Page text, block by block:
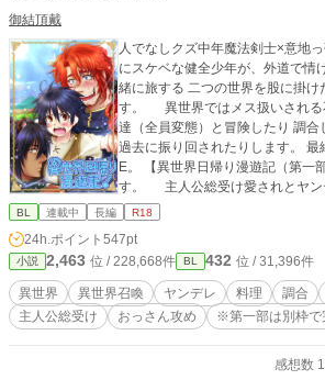
御結頂戴
人でなしクズ中年魔法剣士×意地
にスケベな健全少年が、外道で情
緒に旅する 二つの世界を股に掛
す。 異世界ではメス扱いされる
達（全員変態）と冒険したり 調
過去に振り回されたりします。
E。 【異世界日帰り漫遊記（第一部）】の続編、第二部で
す。 主人公総受け愛されとヤンデレなおっさんが苦手な人
はご注意ください。 （末尾に【※
らく夜～深夜（時折早朝）に更
き＆漫画や設定画やイラストやっ
BL 連載中 長編 R18
24h.ポイント 547pt
小説 2,463 位 / 228,668件 BL 432 位 / 31,396件
異世界 異世界召喚 ヤンデレ 料理 調合
主人公総受け
おっさん攻め ※第一部は別枠で
感想数